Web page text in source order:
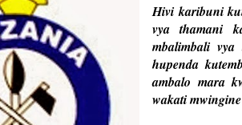
Hivi karibuni
vya thamani
mbalimbali
hupenda
ambalo mara
wakati